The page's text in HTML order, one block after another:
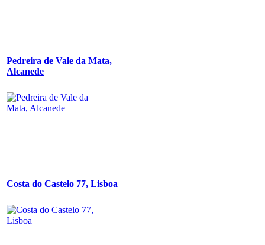
Pedreira de Vale da Mata,
Alcanede
Costa do Castelo 77, Lisboa